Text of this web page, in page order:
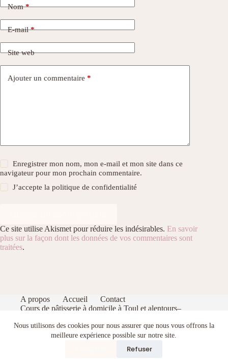
Nous utilisons des cookies pour nous assurer que nous vous offrons la
meilleure expérience possible sur notre site.
Refuser
Nom*
E-mail*
Site web
Ajouter un commentaire *
Enregistrer mon nom, mon e-mail et mon site dans ce
navigateur pour mon prochain commentaire.
J’accepte lapolitique de confidentialité
Ce site utilise Akismet pour réduire les indésirables. En savoir
plus sur la façon dont les données de vos commentaires sont
traitées.
A propos Accueil
Contact
Cours de pâtisserie à domicile à Toul et alentours–
Index
Politique de confidentialité
Portfolio
Recevez gratuitement mon eBook de pâtisserie : 5